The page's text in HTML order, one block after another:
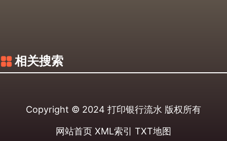
相关搜索
Copyright © 2024 打印银行流水 版权所有
网站首页 XML索引 TXT地图